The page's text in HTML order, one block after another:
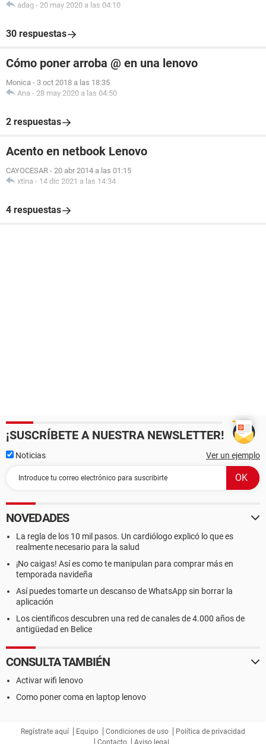
adag - 20 may 2020 a las 04:10
30 respuestas
Cómo poner arroba @ en una lenovo
Monica - 3 oct 2018 a las 18:35
Ana - 28 may 2020 a las 04:50
2 respuestas
Acento en netbook Lenovo
CAYOCESAR - 20 abr 2014 a las 01:15
xtina - 14 dic 2021 a las 14:34
4 respuestas
¡SUSCRÍBETE A NUESTRA NEWSLETTER!
Noticias Ver un ejemplo
NOVEDADES
La regla de los 10 mil pasos. Un cardiólogo explicó lo que es
realmente necesario para la salud
¡No caigas! Así es como te manipulan para comprar más en
temporada navideña
Así puedes tomarte un descanso de WhatsApp sin borrar la
aplicación
Los científicos descubren una red de canales de 4.000 años de
antigüedad en Belice
CONSULTA TAMBIÉN
Activar wifi lenovo
Como poner coma en laptop lenovo
Regístrate aquí Equipo Condiciones de uso
Política de privacidad
Contacto
Aviso legal